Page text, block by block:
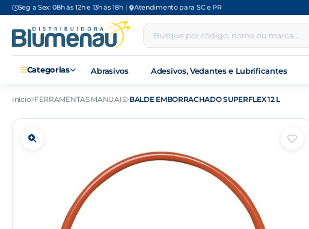
Seg a Sex: 08h às 12h e 13h às 18h | Atendimento para SC e PR
Categorias Abrasivos Adesivos, Vedantes e Lubrificantes
Início FERRAMENTAS MANUAIS BALDE EMBORRACHADO SUPERFLEX 12 L